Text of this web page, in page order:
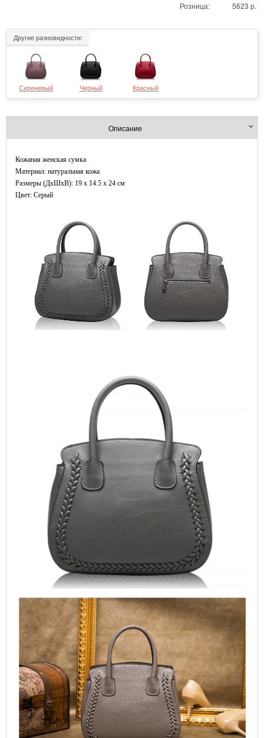
Розница:
5623 р.
Другие разновидности:
Сиреневый Черный Красный
Описание
Кожаная женская сумка
Материал: натуральная кожа
Размеры (ДxШхВ): 19 x 14.5 x 24 см
Цвет: Серый